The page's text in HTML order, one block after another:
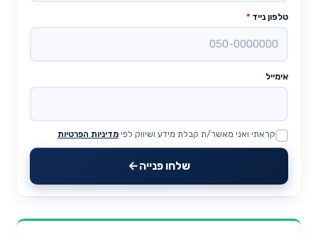
טלפון נייד *
אימייל
Website
קראתי ואני מאשר/ת קבלת מידע ושיווק לפי מדיניות הפרטיות
שלחו פנייה